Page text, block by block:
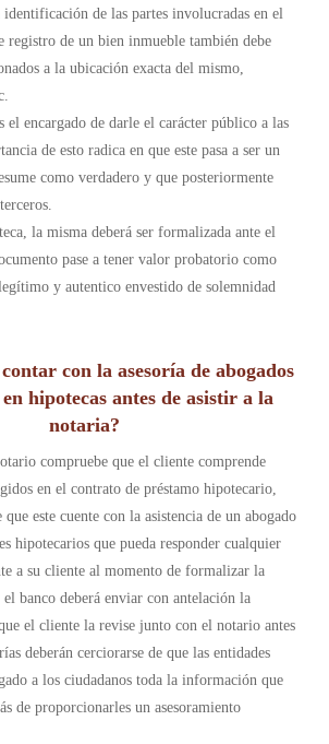
de las partes involucradas en el
registro de un bien inmueble también debe
a la ubicación exacta del mismo,
el encargado de darle el carácter público a las
de esto radica en que este pasa a ser un
como verdadero y que posteriormente
la misma deberá ser formalizada ante el
pase a tener valor probatorio como
y autentico envestido de solemnidad
con la asesoría de abogados
en hipotecas antes de asistir a la
notaria?
compruebe que el cliente comprende
en el contrato de préstamo hipotecario,
que este cuente con la asistencia de un abogado
hipotecarios que pueda responder cualquier
a su cliente al momento de formalizar la
banco deberá enviar con antelación la
el cliente la revise junto con el notario antes
deberán cerciorarse de que las entidades
a los ciudadanos toda la información que
de proporcionarles un asesoramiento